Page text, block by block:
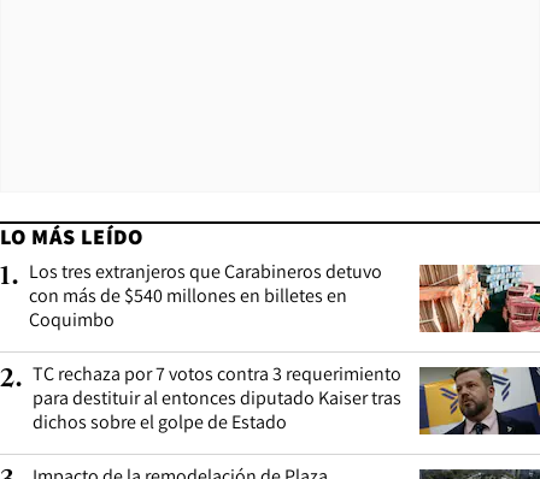
LO MÁS LEÍDO
1. Los tres extranjeros que Carabineros detuvo
con más de $540 millones en billetes en
Coquimbo
2. TC rechaza por 7 votos contra 3 requerimiento
para destituir al entonces diputado Kaiser tras
dichos sobre el golpe de Estado